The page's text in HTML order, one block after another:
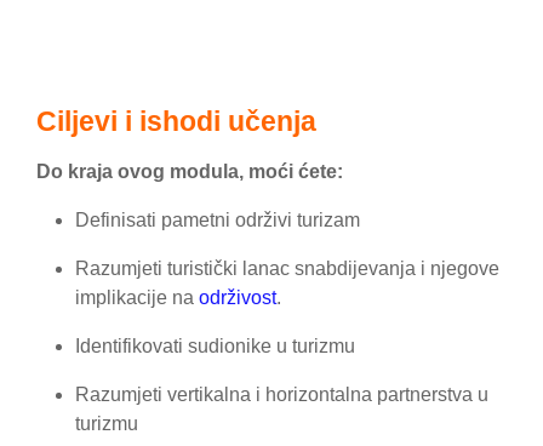
Ciljevi i ishodi učenja
Do kraja ovog modula, moći ćete:
Definisati pametni održivi turizam
Razumjeti turistički lanac snabdijevanja i njegove
implikacije na održivost.
Identifikovati sudionike u turizmu
Razumjeti vertikalna i horizontalna partnerstva u
turizmu